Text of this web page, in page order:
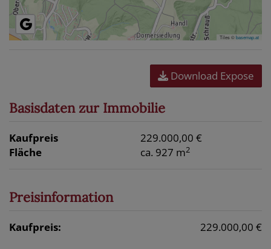
Tiles ©basemap.at
Download Expose
Basisdaten zur Immobilie
Kaufpreis
229.000,00 €
Fläche
ca. 927 m2
Preisinformation
Kaufpreis: 229.000,00 €